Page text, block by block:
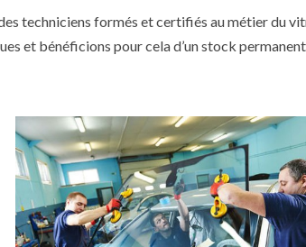
techniciens formés et certifiés au métier du
et bénéficions pour cela d’un stock